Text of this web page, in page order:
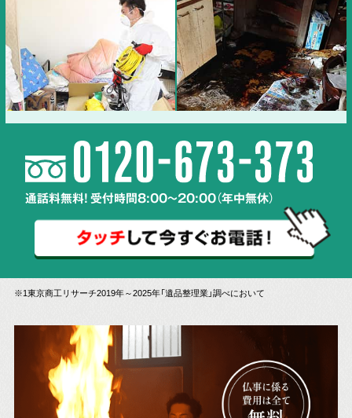
通話料無料! 受付時間8:00～20:00（年中無休）
※1東京商工リサーチ2019年～2025年「遺品整理業」調べにおいて